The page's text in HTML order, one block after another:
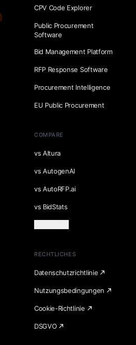
CPV Code Explorer
Public Procurement
Software
Bid Management Platform
RFP Response Software
Procurement Intelligence
EU Public Procurement
COMPARE
vs Altura
vs AutogenAI
vs AutoRFP.ai
vs BidStats
RECHTLICHES
Datenschutzrichtlinie
Nutzungsbedingungen
Cookie-Richtlinie
DSGVO